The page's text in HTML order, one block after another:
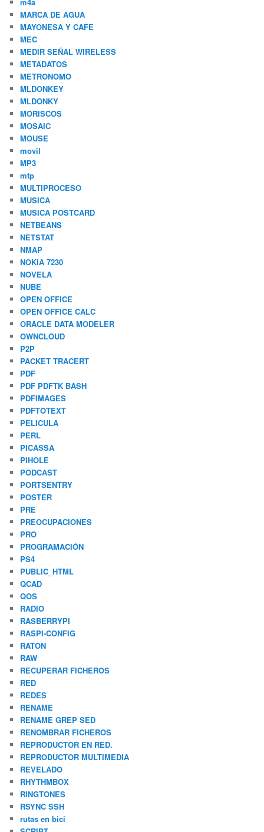
MARCA DE AGUA
MAYONESA Y CAFE
MEC
MEDIR SEÑAL WIRELESS
METADATOS
METRONOMO
MLDONKEY
MLDONKY
MORISCOS
MOSAIC
MOUSE
movil
MP3
mtp
MULTIPROCESO
MUSICA
MUSICA POSTCARD
NETBEANS
NETSTAT
NMAP
NOKIA 7230
NOVELA
NUBE
OPEN OFFICE
OPEN OFFICE CALC
ORACLE DATA MODELER
OWNCLOUD
P2P
PACKET TRACERT
PDF
PDF PDFTK BASH
PDFIMAGES
PDFTOTEXT
PELICULA
PERL
PICASSA
PIHOLE
PODCAST
PORTSENTRY
POSTER
PRE
PREOCUPACIONES
PRO
PROGRAMACIÓN
PS4
PUBLIC_HTML
QCAD
QOS
RADIO
RASBERRYPI
RASPI-CONFIG
RATON
RAW
RECUPERAR FICHEROS
RED
REDES
RENAME
RENAME GREP SED
RENOMBRAR FICHEROS
REPRODUCTOR EN RED.
REPRODUCTOR MULTIMEDIA
REVELADO
RHYTHMBOX
RINGTONES
RSYNC SSH
rutas en bici